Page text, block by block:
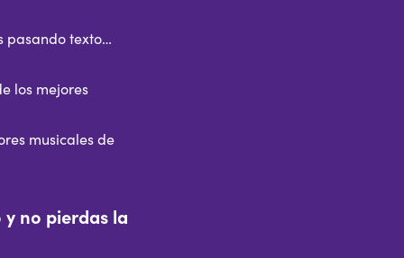
pasando texto…
los mejores
musicales de
y no pierdas la